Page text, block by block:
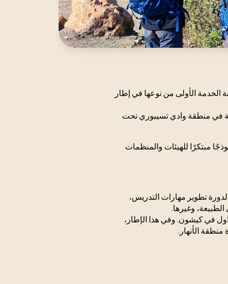
سنة الخدمة الأولى من نوعها في إطار
في منطقة وادي تسيبوري تحت
مبتكرًا للهيئات والمنظمات
تطوير مهارات التدريس،
وغيرها.
في كيشون. وفي هذا الإطار،
الأنهار.